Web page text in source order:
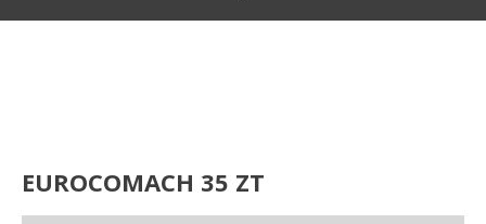
EUROCOMACH 35 ZT